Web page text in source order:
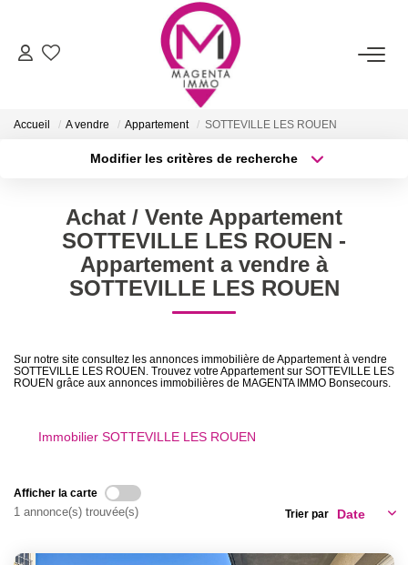
ACHETER
BIENS VENDUS
NOTRE AGENCE
Qui Sommes-Nous
Nos Services
Nous Rejoindre
Accueil A vendre Appartement SOTTEVILLE LES ROUEN
Modifier les critères de recherche
Sélectionnez...
Type de bien
Surface min
Budget max Plus de critères
Achat / Vente Appartement
SOTTEVILLE LES ROUEN -
Appartement a vendre à
SOTTEVILLE LES ROUEN
Sur notre site consultez les annonces immobilière de Appartement à vendre
SOTTEVILLE LES ROUEN. Trouvez votre Appartement sur SOTTEVILLE LES
ROUEN grâce aux annonces immobilières de MAGENTA IMMO Bonsecours.
Immobilier SOTTEVILLE LES ROUEN
Afficher la carte
1 annonce(s) trouvée(s) Trier par